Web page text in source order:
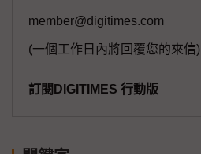
member@digitimes.com
(一個工作日內將回覆您的來信)
訂閱DIGITIMES 行動版